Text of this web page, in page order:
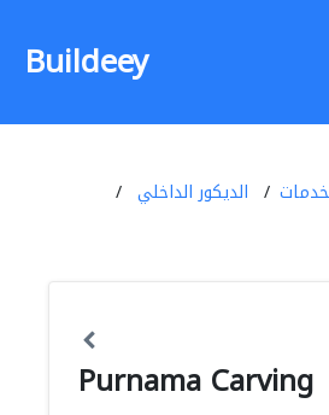
Buildeey
الديكور الداخلي
Purnama Carving